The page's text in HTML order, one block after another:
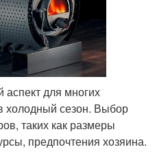
для многих
холодный сезон. Выбор
таких как размеры
предпочтения хозяина.